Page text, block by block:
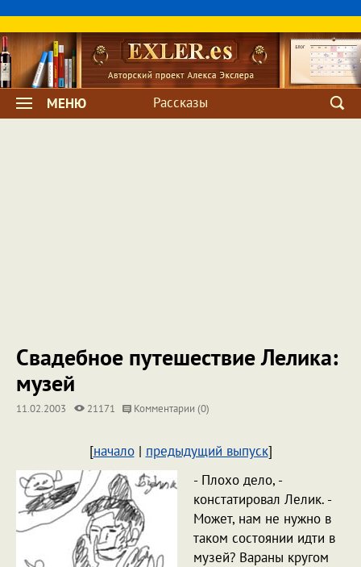
МЕНЮ Рассказы
Свадебное путешествие Лелика:
музей
11.02.2003 21171 Комментарии (0)
[начало| предыдущий выпуск]
- Плохо дело, -
констатировал Лелик. -
Может, нам не нужно в
таком состоянии идти в
музей? Вараны кругом